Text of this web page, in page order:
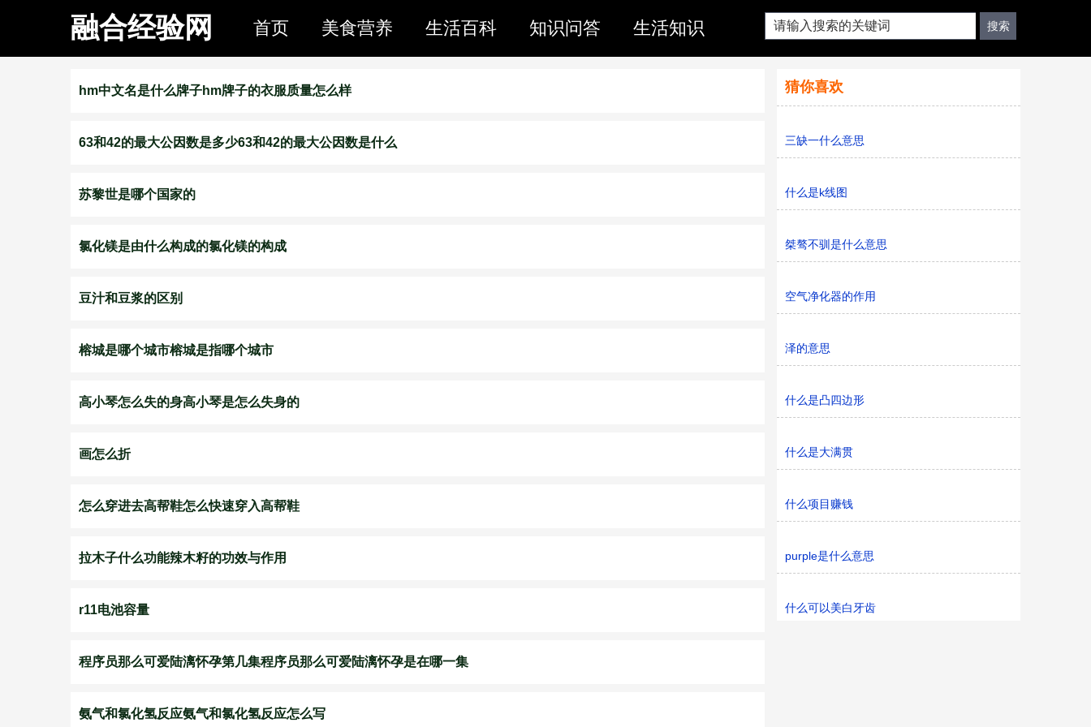
融合经验网 首页 美食营养 生活百科 知识问答 生活知识
hm中文名是什么牌子hm牌子的衣服质量怎么样
63和42的最大公因数是多少63和42的最大公因数是什么
苏黎世是哪个国家的
氯化镁是由什么构成的氯化镁的构成
豆汁和豆浆的区别
榕城是哪个城市榕城是指哪个城市
高小琴怎么失的身高小琴是怎么失身的
画怎么折
怎么穿进去高帮鞋怎么快速穿入高帮鞋
拉木子什么功能辣木籽的功效与作用
r11电池容量
程序员那么可爱陆漓怀孕第几集程序员那么可爱陆漓怀孕是在哪一集
氨气和氯化氢反应氨气和氯化氢反应怎么写
猜你喜欢
三缺一什么意思
什么是k线图
桀骜不驯是什么意思
空气净化器的作用
泽的意思
什么是凸四边形
什么是大满贯
什么项目赚钱
purple是什么意思
什么可以美白牙齿